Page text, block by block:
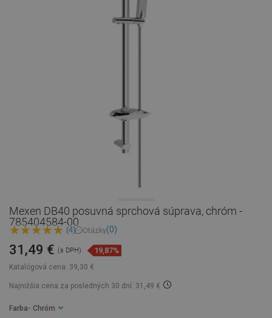
Mexen DB40 posuvná sprchová súprava, chróm -
785404584-00
(4) Otázky(0)
Katalógová cena: 39,30 €
31,49 € (s DPH) 19,87%
Najnižšia cena za posledných 30 dní: 31,49 €
Farba - Chróm